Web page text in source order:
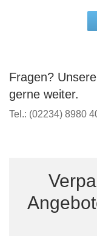
Fragen?
gerne weiter.
Tel.: (02234) 8980